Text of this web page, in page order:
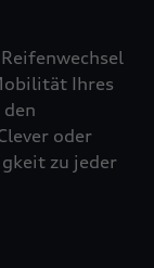
Ihres
oder
zu jeder